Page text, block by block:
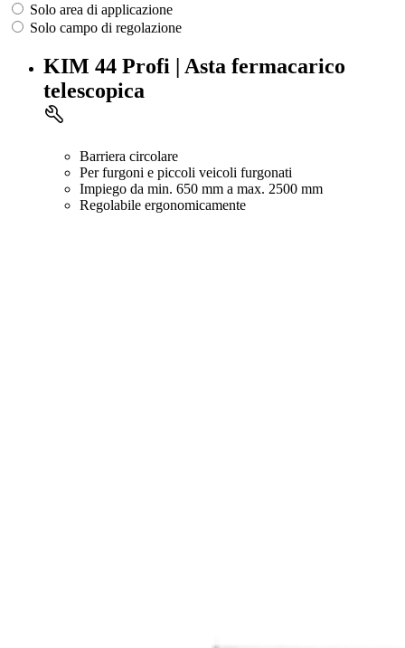
Solo area di applicazione
Solo campo di regolazione
KIM 44 Profi | Asta fermacarico
telescopica
Barriera circolare
Per furgoni e piccoli veicoli furgonati
Impiego da min. 650 mm a max. 2500 mm
Regolabile ergonomicamente